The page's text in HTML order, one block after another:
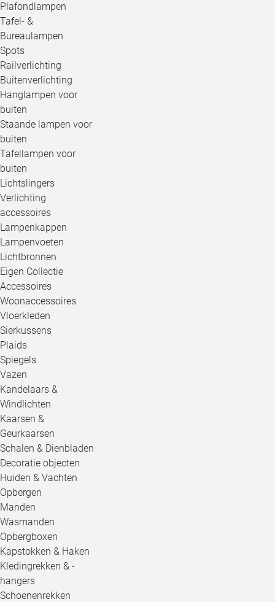
Plafondlampen
Tafel- &
Bureaulampen
Spots
Railverlichting
Buitenverlichting
Hanglampen voor
buiten
Staande lampen voor
buiten
Tafellampen voor
buiten
Lichtslingers
Verlichting
accessoires
Lampenkappen
Lampenvoeten
Lichtbronnen
Eigen Collectie
Accessoires
Woonaccessoires
Vloerkleden
Sierkussens
Plaids
Spiegels
Vazen
Kandelaars &
Windlichten
Kaarsen &
Geurkaarsen
Schalen & Dienbladen
Decoratie objecten
Huiden & Vachten
Opbergen
Manden
Wasmanden
Opbergboxen
Kapstokken & Haken
Kledingrekken & -
hangers
Schoenenrekken